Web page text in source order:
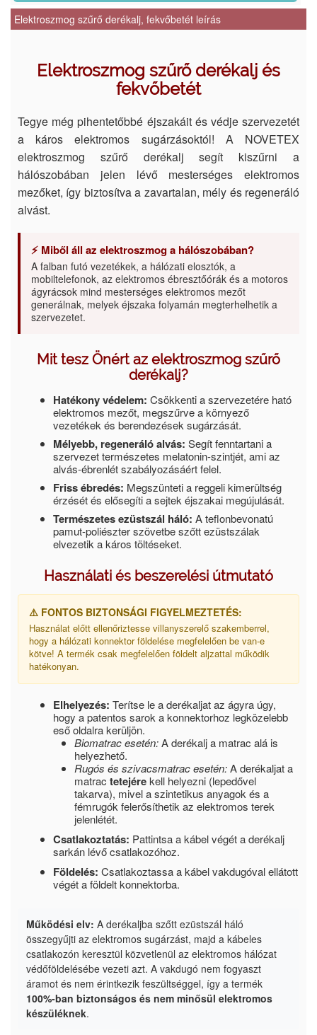
Elektroszmog szűrő derékalj, fekvőbetét leírás
Elektroszmog szűrő derékalj és
fekvőbetét
Tegye még pihentetőbbé éjszakáit és védje szervezetét
a káros elektromos sugárzásoktól! A NOVETEX
elektroszmog szűrő derékalj segít kiszűrni a
hálószobában jelen lévő mesterséges elektromos
mezőket, így biztosítva a zavartalan, mély és regeneráló
alvást.
⚡ Miből áll az elektroszmog a hálószobában?
A falban futó vezetékek, a hálózati elosztók, a
mobiltelefonok, az elektromos ébresztőórák és a motoros
ágyrácsok mind mesterséges elektromos mezőt
generálnak, melyek éjszaka folyamán megterhelhetik a
szervezetet.
Mit tesz Önért az elektroszmog szűrő
derékalj?
Hatékony védelem: Csökkenti a szervezetére ható
elektromos mezőt, megszűrve a környező
vezetékek és berendezések sugárzását.
Mélyebb, regeneráló alvás: Segít fenntartani a
szervezet természetes melatonin-szintjét, ami az
alvás-ébrenlét szabályozásáért felel.
Friss ébredés: Megszünteti a reggeli kimerültség
érzését és elősegíti a sejtek éjszakai megújulását.
Természetes ezüstszál háló: A teflonbevonatú
pamut-poliészter szövetbe szőtt ezüstszálak
elvezetik a káros töltéseket.
Használati és beszerelési útmutató
⚠️ FONTOS BIZTONSÁGI FIGYELMEZTETÉS:
Használat előtt ellenőriztesse villanyszerelő szakemberrel,
hogy a hálózati konnektor földelése megfelelően be van-e
kötve! A termék csak megfelelően földelt aljzattal működik
hatékonyan.
Elhelyezés: Terítse le a derékaljat az ágyra úgy,
hogy a patentos sarok a konnektorhoz legközelebb
eső oldalra kerüljön.
Biomatrac esetén:A derékalj a matrac alá is
helyezhető.
Rugós és szivacsmatrac esetén:A derékaljat a
matrac tetejérekell helyezni (lepedővel
takarva), mivel a szintetikus anyagok és a
fémrugók felerősíthetik az elektromos terek
jelenlétét.
Csatlakoztatás: Pattintsa a kábel végét a derékalj
sarkán lévő csatlakozóhoz.
Földelés: Csatlakoztassa a kábel vakdugóval ellátott
végét a földelt konnektorba.
Működési elv: A derékaljba szőtt ezüstszál háló
összegyűjti az elektromos sugárzást, majd a kábeles
csatlakozón keresztül közvetlenül az elektromos hálózat
védőföldelésébe vezeti azt. A vakdugó nem fogyaszt
áramot és nem érintkezik feszültséggel, így a termék
100%-ban biztonságos és nem minősül elektromos
készüléknek.